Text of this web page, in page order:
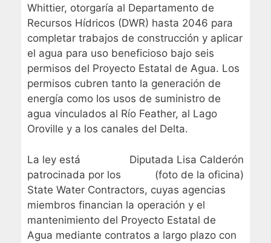
Whittier, otorgaría al Departamento de
Recursos Hídricos (DWR) hasta 2046 para
completar trabajos de construcción y aplicar
el agua para uso beneficioso bajo seis
permisos del Proyecto Estatal de Agua. Los
permisos cubren tanto la generación de
energía como los usos de suministro de
agua vinculados al Río Feather, al Lago
Oroville y a los canales del Delta.
Diputada Lisa Calderón
(foto de la oficina)
La ley está
patrocinada por los
State Water Contractors, cuyas agencias
miembros financian la operación y el
mantenimiento del Proyecto Estatal de
Agua mediante contratos a largo plazo con